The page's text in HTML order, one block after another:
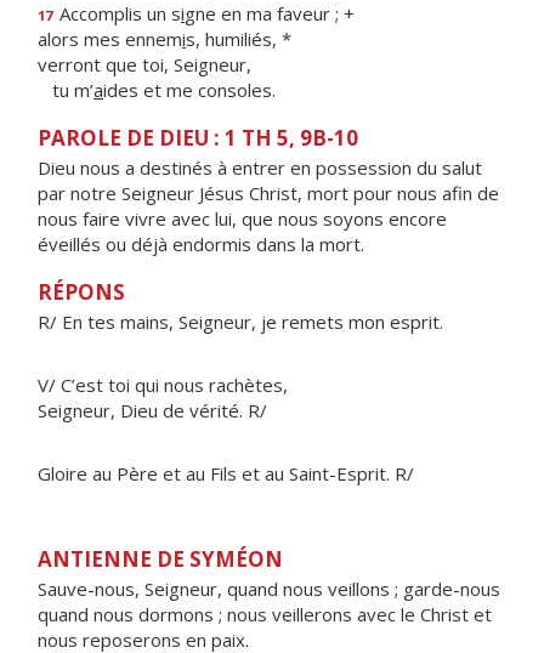
17 Accomplis un signe en ma faveur ; +
alors mes ennemis, humiliés, *
verront que toi, Seigneur,
tu m’aides et me consoles.
PAROLE DE DIEU : 1 TH 5, 9B-10
Dieu nous a destinés à entrer en possession du salut
par notre Seigneur Jésus Christ, mort pour nous afin de
nous faire vivre avec lui, que nous soyons encore
éveillés ou déjà endormis dans la mort.
RÉPONS
R/ En tes mains, Seigneur, je remets mon esprit.
V/ C’est toi qui nous rachètes,
Seigneur, Dieu de vérité. R/
Gloire au Père et au Fils et au Saint-Esprit. R/
ANTIENNE DE SYMÉON
Sauve-nous, Seigneur, quand nous veillons ; garde-nous
quand nous dormons ; nous veillerons avec le Christ et
nous reposerons en paix.